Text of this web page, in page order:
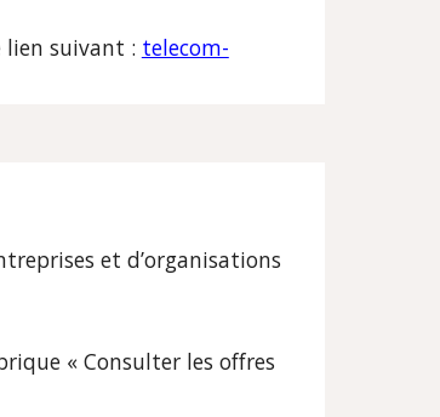
lien suivant : telecom-
et d’organisations
« Consulter les offres